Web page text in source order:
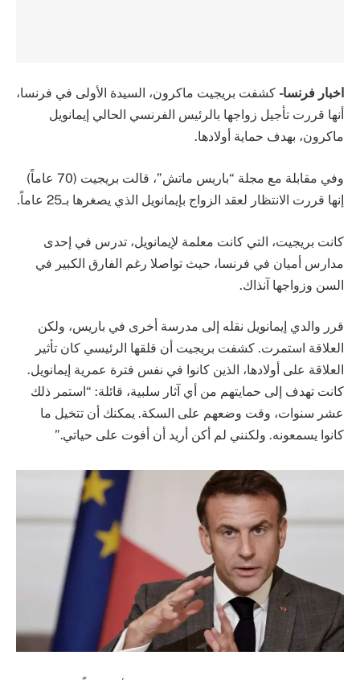
اخبار فرنسا- كشفت بريجيت ماكرون، السيدة الأولى في فرنسا،
أنها قررت تأجيل زواجها بالرئيس الفرنسي الحالي إيمانويل
ماكرون، بهدف حماية أولادها.
وفي مقابلة مع مجلة “باريس ماتش”، قالت بريجيت (70 عاماً)
إنها قررت الانتظار لعقد الزواج بإيمانويل الذي يصغرها بـ25 عاماً.
كانت بريجيت، التي كانت معلمة لإيمانويل، تدرس في إحدى
مدارس أميان في فرنسا، حيث تواصلا رغم الفارق الكبير في
السن وزواجها آنذاك.
قرر والدي إيمانويل نقله إلى مدرسة أخرى في باريس، ولكن
العلاقة استمرت. كشفت بريجيت أن قلقها الرئيسي كان تأثير
العلاقة على أولادها، الذين كانوا في نفس فترة عمرية إيمانويل.
كانت تهدف إلى حمايتهم من أي آثار سلبية، قائلة: “استمر ذلك
عشر سنوات، وقت وضعهم على السكة. يمكنك أن تتخيل ما
كانوا يسمعونه. ولكنني لم أكن أريد أن أفوت على حياتي.”